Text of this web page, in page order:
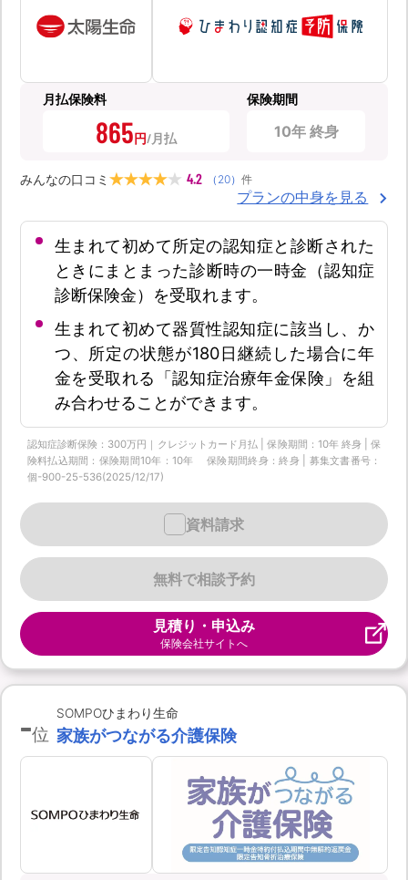
月払保険料
865円
保険期間
10年 終身
みんなの口コミ 4.2 （ 20） 件
プランの中身を見る
生まれて初めて所定の認知症と診断された
ときにまとまった診断時の一時金（認知症
診断保険金）を受取れます。
生まれて初めて器質性認知症に該当し、か
つ、所定の状態が180日継続した場合に年
金を受取れる「認知症治療年金保険」を組
み合わせることができます。
認知症診断保険：300万円｜クレジットカード月払 | 保険期間：10年 終身 | 保
険料払込期間：保険期間10年：10年 保険期間終身：終身 | 募集文書番号：
個-900-25-536(2025/12/17)
無料で相談予約
資料請求
見積り・申込み
保険会社サイトへ
-位
SOMPOひまわり生命
家族がつながる介護保険